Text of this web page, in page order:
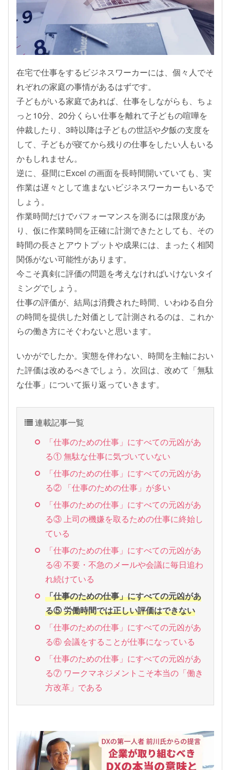
在宅で仕事をするビジネスワーカーには、個々人でそ
れぞれの家庭の事情があるはずです。
子どもがいる家庭であれば、仕事をしながらも、ちょ
っと10分、20分くらい仕事を離れて子どもの喧嘩を
仲裁したり、3時以降は子どもの世話や夕飯の支度を
して、子どもが寝てから残りの仕事をしたい人もいる
かもしれません。
逆に、昼間にExcel の画面を長時間開いていても、実
作業は遅々として進まないビジネスワーカーもいるで
しょう。
作業時間だけでパフォーマンスを測るには限度があ
り、仮に作業時間を正確に計測できたとしても、その
時間の長さとアウトプットや成果には、まったく相関
関係がない可能性があります。
今こそ真剣に評価の問題を考えなければいけないタイ
ミングでしょう。
仕事の評価が、結局は消費された時間、いわゆる自分
の時間を提供した対価として計測されるのは、これか
らの働き方にそぐわないと思います。
いかがでしたか。実態を伴わない、時間を主軸におい
た評価は改めるべきでしょう。次回は、改めて「無駄
な仕事」について振り返っていきます。
連載記事一覧
「仕事のための仕事」にすべての元凶があ
る① 無駄な仕事に気づいていない
「仕事のための仕事」にすべての元凶があ
る② 「仕事のための仕事」が多い
「仕事のための仕事」にすべての元凶があ
る③ 上司の機嫌を取るための仕事に終始し
ている
「仕事のための仕事」にすべての元凶があ
る④ 不要・不急のメールや会議に毎日追わ
れ続けている
「仕事のための仕事」にすべての元凶があ
る⑤ 労働時間では正しい評価はできない
「仕事のための仕事」にすべての元凶があ
る⑥ 会議をすることが仕事になっている
「仕事のための仕事」にすべての元凶があ
る⑦ ワークマネジメントこそ本当の「働き
方改革」である